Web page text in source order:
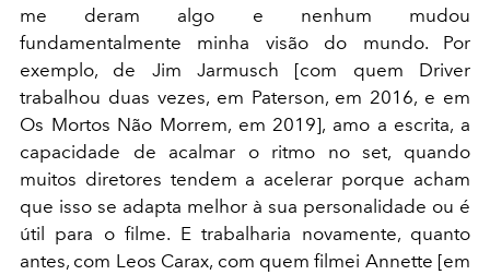
me deram algo e nenhum mudou
fundamentalmente minha visão do mundo. Por
exemplo, de Jim Jarmusch [com quem Driver
trabalhou duas vezes, em Paterson, em 2016, e em
Os Mortos Não Morrem, em 2019], amo a escrita, a
capacidade de acalmar o ritmo no set, quando
muitos diretores tendem a acelerar porque acham
que isso se adapta melhor à sua personalidade ou é
útil para o filme. E trabalharia novamente, quanto
antes, com Leos Carax, com quem filmei Annette [em